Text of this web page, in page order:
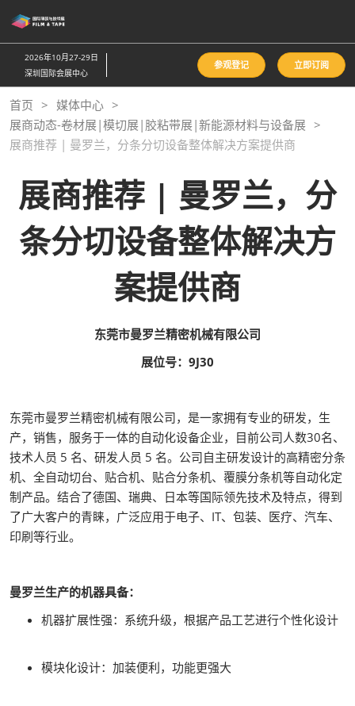
接
跳
至
内
容
2026年10月27-29日
深圳国际会展中心
参观登记 立即订阅
首页
媒体中心
展商动态-卷材展|模切展|胶粘带展|新能源材料与设备展
展商推荐 | 曼罗兰，分条分切设备整体解决方案提供商
展商推荐 | 曼罗兰，分
条分切设备整体解决方
案提供商
东莞市曼罗兰精密机械有限公司
展位号：9J30
东莞市曼罗兰精密机械有限公司，是一家拥有专业的研发，生
产，销售，服务于一体的自动化设备企业，目前公司人数30名、
技术人员 5 名、研发人员 5 名。公司自主研发设计的高精密分条
机、全自动切台、贴合机、贴合分条机、覆膜分条机等自动化定
制产品。结合了德国、瑞典、日本等国际领先技术及特点，得到
了广大客户的青睐，广泛应用于电子、IT、包装、医疗、汽车、
印刷等行业。
曼罗兰生产的机器具备：
机器扩展性强：系统升级，根据产品工艺进行个性化设计
模块化设计：加装便利，功能更强大